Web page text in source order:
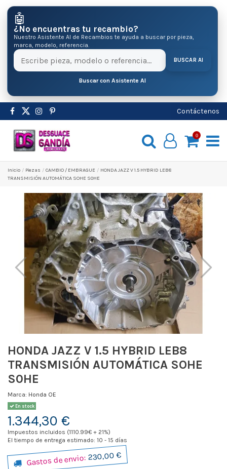
🤖
¿No encuentras tu recambio?
Nuestro Asistente AI de Recambios te ayuda a buscar por pieza,
marca, modelo, referencia.
BUSCAR AI
Buscar con Asistente AI
Contáctenos
0
Inicio Pіezas CAMBIO / EMBRAGUE
HONDA JAZZ V 1.5 HYBRID LEB8
TRANSMISIÓN AUTOMÁTICA SOHE S0HE
HONDA JAZZ V 1.5 HYBRID LEB8
TRANSMISIÓN AUTOMÁTICA SOHE
S0HE
Marca: Honda OE
En stock
1.344,30 €
Impuestos incluidos (1110.99€ + 21%)
El tiempo de entrega estimado: 10 - 15 días
Gastos de envio:230,00 €